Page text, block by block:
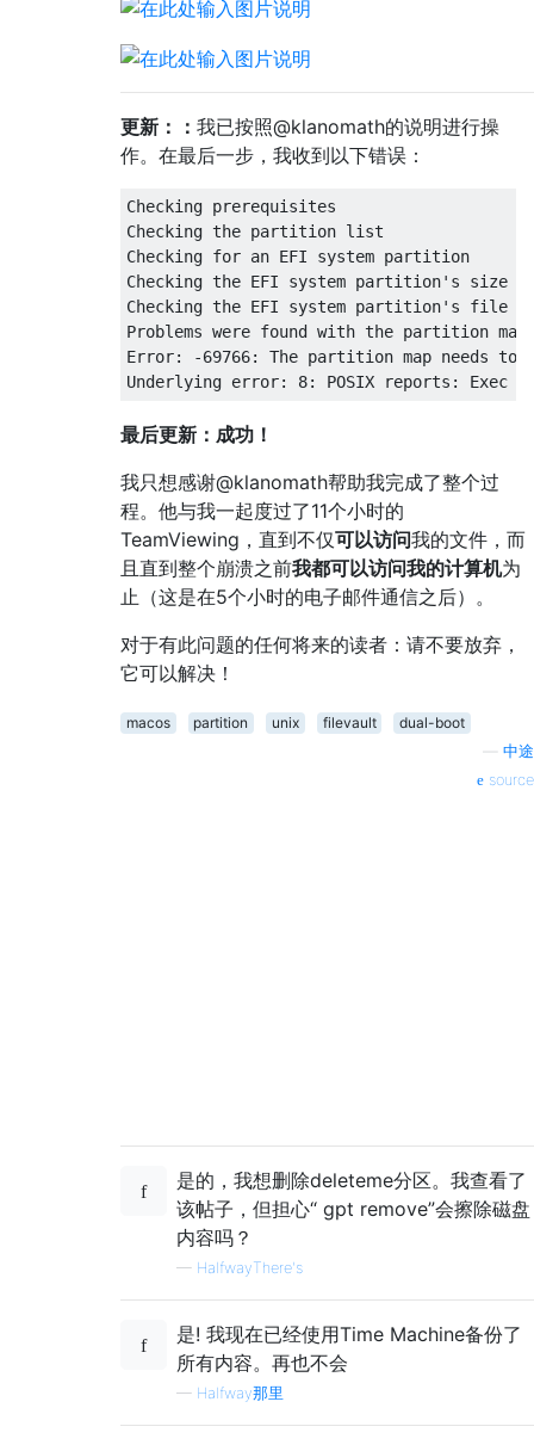
更新：： 我已按照@klanomath的说明进行操
作。在最后一步，我收到以下错误：
Checking prerequisites
Checking the partition list
Checking for an EFI system partition
Checking the EFI system partition's size
Checking the EFI system partition's file
Problems were found with the partition
Error: -69766: The partition map needs
最后更新：成功！
我只想感谢@klanomath帮助我完成了整个过
程。他与我一起度过了11个小时的
TeamViewing，直到不仅可以访问我的文件，而
且直到整个崩溃之前我都可以访问我的计算机为
止（这是在5个小时的电子邮件通信之后）。
对于有此问题的任何将来的读者：请不要放弃，
它可以解决！
macos partition unix filevault
dual-boot
中途
source
是的，我想删除deleteme分区。我查看了
该帖子，但担心“ gpt remove”会擦除磁盘
内容吗？
— HalfwayThere's
是! 我现在已经使用Time Machine备份了
所有内容。再也不会
— Halfway那里